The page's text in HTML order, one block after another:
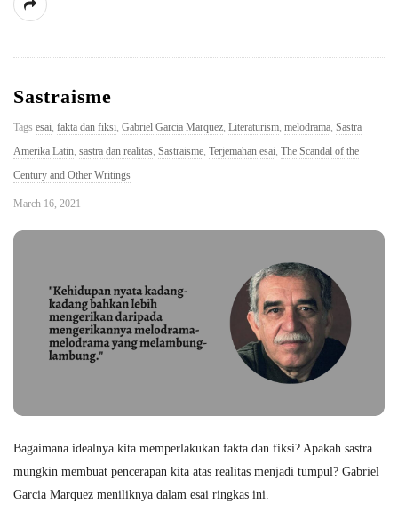
Sastraisme
Tags esai, fakta dan fiksi, Gabriel Garcia Marquez, Literaturism, melodrama, Sastra
Amerika Latin, sastra dan realitas, Sastraisme, Terjemahan esai, The Scandal of the
Century and Other Writings
March 16, 2021
Bagaimana idealnya kita memperlakukan fakta dan fiksi? Apakah sastra
mungkin membuat pencerapan kita atas realitas menjadi tumpul? Gabriel
Garcia Marquez meniliknya dalam esai ringkas ini.